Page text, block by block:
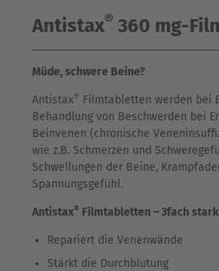
Antistax® 360 mg-
Müde, schwere Beine?
Antistax® Filmtabletten werden bei
Behandlung von Beschwerden bei
Beinvenen (chronische
wie z.B. Schmerzen und
Schwellungen der Beine,
Spannungsgefühl.
Antistax® Filmtabletten – 3fach
Repariert die Venenwände
Stärkt die Durchblutung